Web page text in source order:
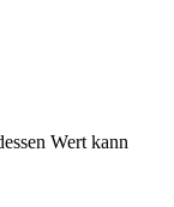
Wert kann